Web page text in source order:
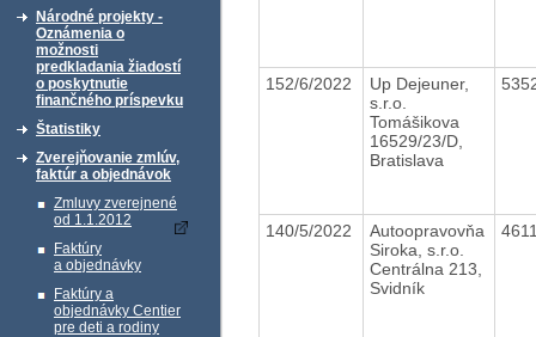
Národné projekty -
Oznámenia o
možnosti
predkladania žiadostí
o poskytnutie
finančného príspevku
Štatistiky
Zverejňovanie zmlúv,
faktúr a objednávok
Zmluvy zverejnené
od 1.1.2012
Faktúry
a objednávky
Faktúry a
objednávky Centier
pre deti a rodiny
152/6/2022
Up Dejeuner,
s.r.o.
Tomášikova
16529/23/D,
Bratislava
140/5/2022
Autoopravovňa
Siroka, s.r.o.
Centrálna 213,
Svidník